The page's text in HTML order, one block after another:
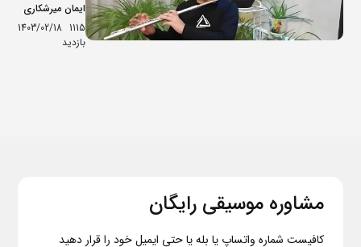
ایمان میرشکاری
1115
بازدید
1403/02/18
مشاوره موسیقی رایگان
کافیست شماره واتساپ یا بله یا حتی ایمیل خود را قرار دهید